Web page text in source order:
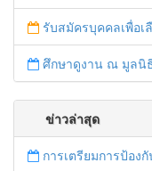
รับสมัครบุคคลเพื่อเลือกสรรเป็นพนักง
ศึกษาดูงาน ณ มูลนิ
ข่าวล่าสุด
การเตรียมการป้องกั